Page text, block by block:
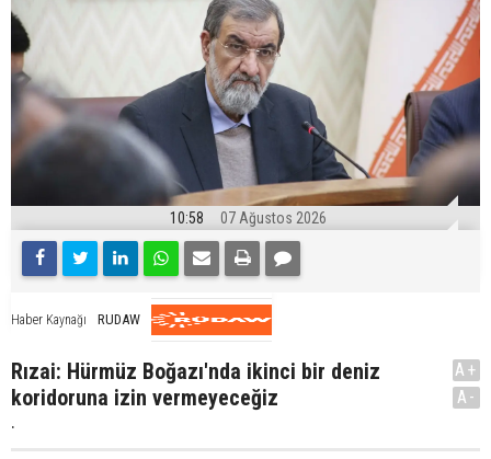
10:58 07 Ağustos 2026
Haber Kaynağı RUDAW
Rızai: Hürmüz Boğazı'nda ikinci bir deniz
koridoruna izin vermeyeceğiz
.
A+
A-